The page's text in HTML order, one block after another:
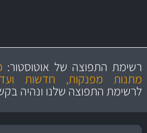
מקצועיות
ושירות מצויין
והיצע
רשימת התפוצה של אוטוסטור:
מתנות מפנקות, חדשות
לרשימת התפוצה שלנו ונהיה